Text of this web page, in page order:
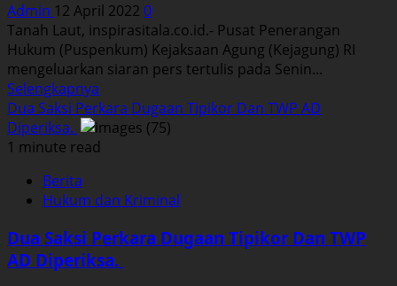
dan
Turunannya
Admin 12 April 2022 0
Tanah Laut, inspirasitala.co.id.- Pusat Penerangan
Hukum (Puspenkum) Kejaksaan Agung (Kejagung) RI
mengeluarkan siaran pers tertulis pada Senin...
Selengkapnya
more
about
Kejagung
MA
Membebaskan
Terdakwa
Dua Saksi Perkara Dugaan Tipikor Dan TWP AD
Diperiksa.
1 minute read
Berita
Hukum dan Kriminal
Dua Saksi Perkara Dugaan Tipikor Dan TWP
AD Diperiksa.